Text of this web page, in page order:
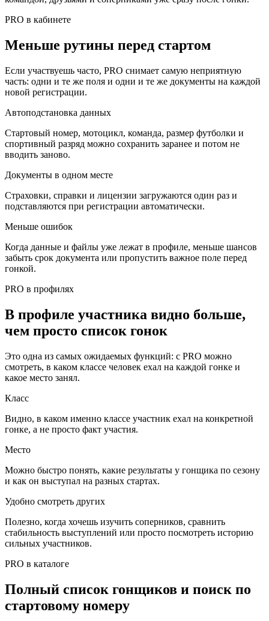
PRO в кабинете
Меньше рутины перед стартом
Если участвуешь часто, PRO снимает самую неприятную
часть: одни и те же поля и одни и те же документы на каждой
новой регистрации.
Автоподстановка данных
Стартовый номер, мотоцикл, команда, размер футболки и
спортивный разряд можно сохранить заранее и потом не
вводить заново.
Документы в одном месте
Страховки, справки и лицензии загружаются один раз и
подставляются при регистрации автоматически.
Меньше ошибок
Когда данные и файлы уже лежат в профиле, меньше шансов
забыть срок документа или пропустить важное поле перед
гонкой.
PRO в профилях
В профиле участника видно больше,
чем просто список гонок
Это одна из самых ожидаемых функций: с PRO можно
смотреть, в каком классе человек ехал на каждой гонке и
какое место занял.
Класс
Видно, в каком именно классе участник ехал на конкретной
гонке, а не просто факт участия.
Место
Можно быстро понять, какие результаты у гонщика по сезону
и как он выступал на разных стартах.
Удобно смотреть других
Полезно, когда хочешь изучить соперников, сравнить
стабильность выступлений или просто посмотреть историю
сильных участников.
PRO в каталоге
Полный список гонщиков и поиск по
стартовому номеру